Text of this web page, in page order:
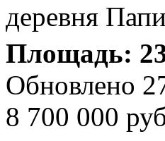
деревня
Площадь:
Обновлено
8 700 000